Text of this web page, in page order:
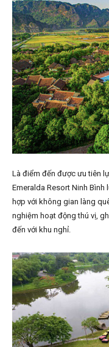
Là điểm đến được ưu tiên
Emeralda Resort Ninh
hợp với không gian làng
nghiệm hoạt động thú vị,
đến với khu nghỉ.